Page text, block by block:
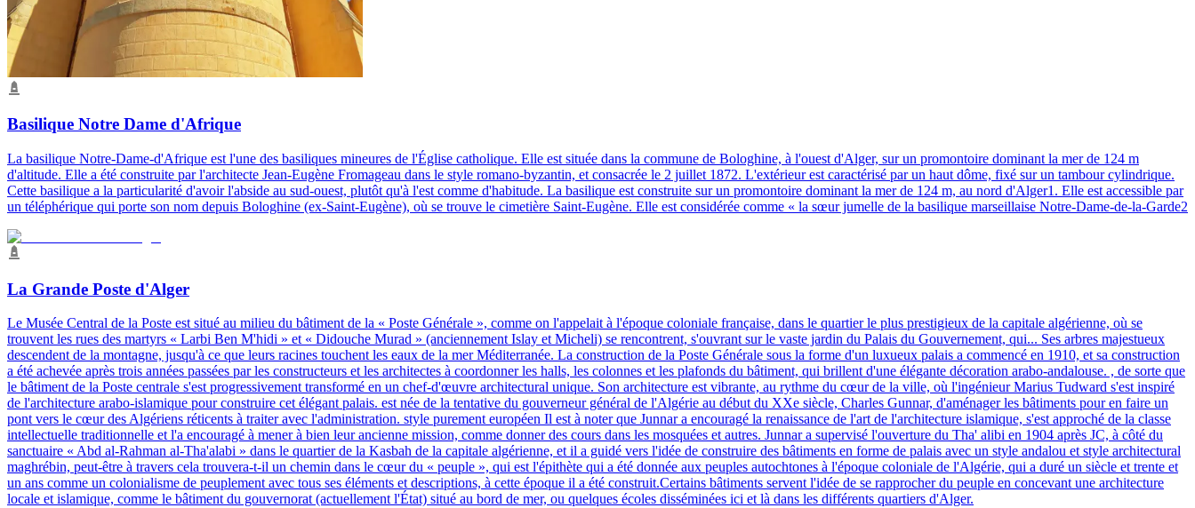
Basilique Notre Dame d'Afrique
La basilique Notre-Dame-d'Afrique est l'une des basiliques mineures de l'Église catholique. Elle est située dans la commune de Bologhine, à l'ouest d'Alger, sur un promontoire dominant la mer de 124 m
d'altitude. Elle a été construite par l'architecte Jean-Eugène Fromageau dans le style romano-byzantin, et consacrée le 2 juillet 1872. L'extérieur est caractérisé par un haut dôme, fixé sur un tambour cylindrique.
Cette basilique a la particularité d'avoir l'abside au sud-ouest, plutôt qu'à l'est comme d'habitude. La basilique est construite sur un promontoire dominant la mer de 124 m, au nord d'Alger1. Elle est accessible par
un téléphérique qui porte son nom depuis Bologhine (ex-Saint-Eugène), où se trouve le cimetière Saint-Eugène. Elle est considérée comme « la sœur jumelle de la basilique marseillaise Notre-Dame-de-la-Garde2
La Grande Poste d'Alger
Le Musée Central de la Poste est situé au milieu du bâtiment de la « Poste Générale », comme on l'appelait à l'époque coloniale française, dans le quartier le plus prestigieux de la capitale algérienne, où se
trouvent les rues des martyrs « Larbi Ben M'hidi » et « Didouche Murad » (anciennement Islay et Micheli) se rencontrent, s'ouvrant sur le vaste jardin du Palais du Gouvernement, qui... Ses arbres majestueux
descendent de la montagne, jusqu'à ce que leurs racines touchent les eaux de la mer Méditerranée. La construction de la Poste Générale sous la forme d'un luxueux palais a commencé en 1910, et sa construction
a été achevée après trois années passées par les constructeurs et les architectes à coordonner les halls, les colonnes et les plafonds du bâtiment, qui brillent d'une élégante décoration arabo-andalouse. , de sorte que
le bâtiment de la Poste centrale s'est progressivement transformé en un chef-d'œuvre architectural unique. Son architecture est vibrante, au rythme du cœur de la ville, où l'ingénieur Marius Tudward s'est inspiré
de l'architecture arabo-islamique pour construire cet élégant palais. est née de la tentative du gouverneur général de l'Algérie au début du XXe siècle, Charles Gunnar, d'aménager les bâtiments pour en faire un
pont vers le cœur des Algériens réticents à traiter avec l'administration. style purement européen Il est à noter que Junnar a encouragé la renaissance de l'art de l'architecture islamique, s'est approché de la classe
intellectuelle traditionnelle et l'a encouragé à mener à bien leur ancienne mission, comme donner des cours dans les mosquées et autres. Junnar a supervisé l'ouverture du Tha' alibi en 1904 après JC, à côté du
sanctuaire « Abd al-Rahman al-Tha'alabi » dans le quartier de la Kasbah de la capitale algérienne, et il a guidé vers l'idée de construire des bâtiments en forme de palais avec un style andalou et style architectural
maghrébin, peut-être à travers cela trouvera-t-il un chemin dans le cœur du « peuple », qui est l'épithète qui a été donnée aux peuples autochtones à l'époque coloniale de l'Algérie, qui a duré un siècle et trente et
un ans comme un colonialisme de peuplement avec tous ses éléments et descriptions, à cette époque il a été construit.Certains bâtiments servent l'idée de se rapprocher du peuple en concevant une architecture
locale et islamique, comme le bâtiment du gouvernorat (actuellement l'État) situé au bord de mer, ou quelques écoles disséminées ici et là dans les différents quartiers d'Alger.